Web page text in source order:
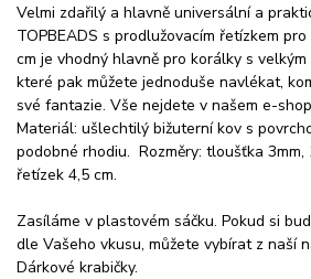
Velmi zdařilý a hlavně universální a
TOPBEADS s prodlužovacím řetízkem
cm je vhodný hlavně pro korálky s velkým
které pak můžete jednoduše navlékat,
své fantazie. Vše nejdete v našem e-
Materiál: ušlechtilý bižuterní kov s
podobné rhodiu. Rozměry: tloušťka 3mm,
řetízek 4,5 cm.
Zasíláme v plastovém sáčku. Pokud si
dle Vašeho vkusu, můžete vybírat z naší
Dárkové krabičky.